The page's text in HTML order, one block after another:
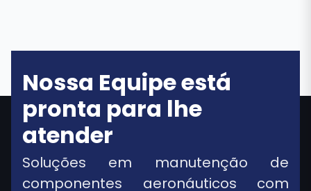
Nossa Equipe está
pronta para lhe
atender
Soluções em manutenção de
componentes aeronáuticos com